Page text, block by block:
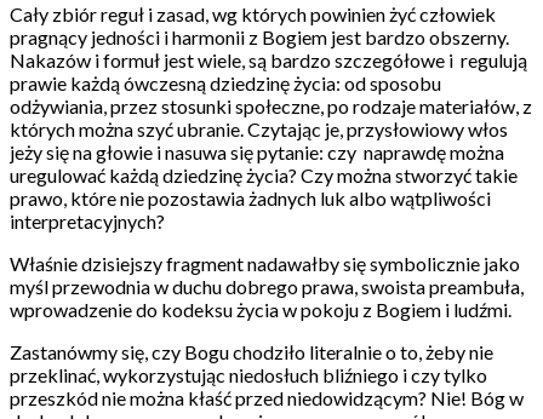
Cały zbiór reguł i zasad, wg których powinien żyć człowiek
pragnący jedności i harmonii z Bogiem jest bardzo obszerny.
Nakazów i formuł jest wiele, są bardzo szczegółowe i regulują
prawie każdą ówczesną dziedzinę życia: od sposobu
odżywiania, przez stosunki społeczne, po rodzaje materiałów, z
których można szyć ubranie. Czytając je, przysłowiowy włos
jeży się na głowie i nasuwa się pytanie: czy naprawdę można
uregulować każdą dziedzinę życia? Czy można stworzyć takie
prawo, które nie pozostawia żadnych luk albo wątpliwości
interpretacyjnych?
Właśnie dzisiejszy fragment nadawałby się symbolicznie jako
myśl przewodnia w duchu dobrego prawa, swoista preambuła,
wprowadzenie do kodeksu życia w pokoju z Bogiem i ludźmi.
Zastanówmy się, czy Bogu chodziło literalnie o to, żeby nie
przeklinać, wykorzystując niedosłuch bliźniego i czy tylko
przeszkód nie można kłaść przed niedowidzącym? Nie! Bóg w